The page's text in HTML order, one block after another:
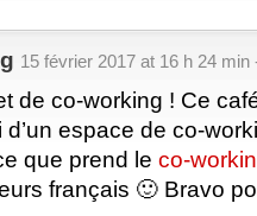
15 février 2017 at 16 h 24
de co-working ! Ce
d’un espace de co-
que prend le co-
français 🙂 Bravo